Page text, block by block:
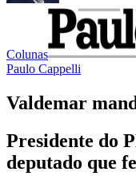
Colunas
Paulo Cappelli
Valdemar
Presidente do
deputado que